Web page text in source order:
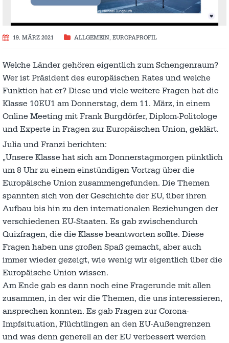
19. MÄRZ 2021 ALLGEMEIN, EUROPAPROFIL
Welche Länder gehören eigentlich zum Schengenraum?
Wer ist Präsident des europäischen Rates und welche
Funktion hat er? Diese und viele weitere Fragen hat die
Klasse 10EU1 am Donnerstag, dem 11. März, in einem
Online Meeting mit Frank Burgdörfer, Diplom-Politologe
und Experte in Fragen zur Europäischen Union, geklärt.
Julia und Franzi berichten:
„Unsere Klasse hat sich am Donnerstagmorgen pünktlich
um 8 Uhr zu einem einstündigen Vortrag über die
Europäische Union zusammengefunden. Die Themen
spannten sich von der Geschichte der EU, über ihren
Aufbau bis hin zu den internationalen Beziehungen der
verschiedenen EU-Staaten. Es gab zwischendurch
Quizfragen, die die Klasse beantworten sollte. Diese
Fragen haben uns großen Spaß gemacht, aber auch
immer wieder gezeigt, wie wenig wir eigentlich über die
Europäische Union wissen.
Am Ende gab es dann noch eine Fragerunde mit allen
zusammen, in der wir die Themen, die uns interessieren,
ansprechen konnten. Es gab Fragen zur Corona-
Impfsituation, Flüchtlingen an den EU-Außengrenzen
und was denn generell an der EU verbessert werden